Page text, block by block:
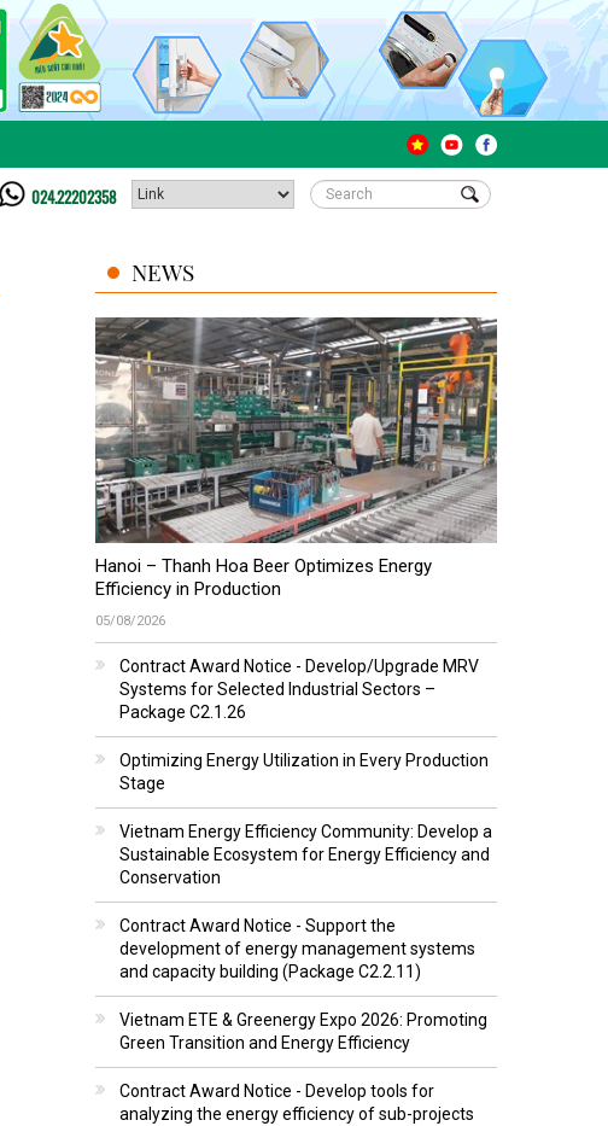
024.22202358
NEWS
Hanoi – Thanh Hoa Beer Optimizes Energy
Efficiency in Production
05/08/2026
Contract Award Notice - Develop/Upgrade MRV
Systems for Selected Industrial Sectors –
Package C2.1.26
Optimizing Energy Utilization in Every Production
Stage
Vietnam Energy Efficiency Community: Develop a
Sustainable Ecosystem for Energy Efficiency and
Conservation
Contract Award Notice - Support the
development of energy management systems
and capacity building (Package C2.2.11)
Vietnam ETE & Greenergy Expo 2026: Promoting
Green Transition and Energy Efficiency
Contract Award Notice - Develop tools for
analyzing the energy efficiency of sub-projects